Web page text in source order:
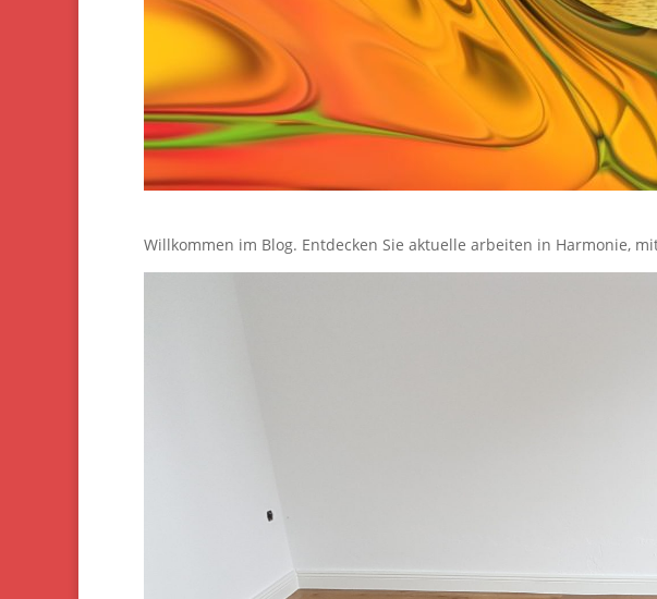
Willkommen im Blog. Entdecken Sie aktuelle arbeiten in Harmonie,